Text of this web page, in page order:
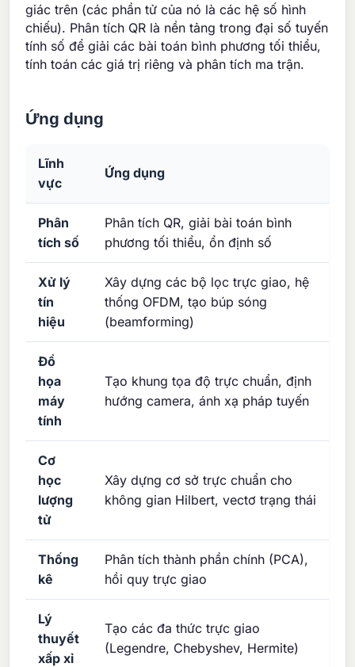
giác trên (các phần tử của nó là các hệ số hình
chiếu). Phân tích QR là nền tảng trong đại số tuyến
tính số để giải các bài toán bình phương tối thiểu,
tính toán các giá trị riêng và phân tích ma trận.
Ứng dụng
Lĩnh
vực
Ứng dụng
Phân
tích số
Phân tích QR, giải bài toán bình
phương tối thiểu, ổn định số
Xử lý
tín
hiệu
Xây dựng các bộ lọc trực giao, hệ
thống OFDM, tạo búp sóng
(beamforming)
Đồ
họa
máy
tính
Tạo khung tọa độ trực chuẩn, định
hướng camera, ánh xạ pháp tuyến
Cơ
học
lượng
tử
Xây dựng cơ sở trực chuẩn cho
không gian Hilbert, vectơ trạng thái
Thống
kê
Phân tích thành phần chính (PCA),
hồi quy trực giao
Lý
thuyết
xấp xỉ
Tạo các đa thức trực giao
(Legendre, Chebyshev, Hermite)